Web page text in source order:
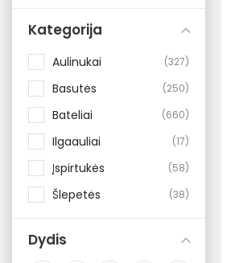
Kategorija
Aulinukai 327
Basutės 250
Bateliai 660
Ilgaauliai 17
Įspirtukės 58
Šlepetės 38
Dydis